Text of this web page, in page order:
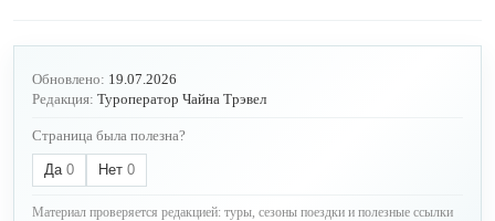
Обновлено: 19.07.2026
Редакция: Туроператор Чайна Трэвел
Страница была полезна?
Да 0 Нет 0
Материал проверяется редакцией: туры, сезоны поездки и полезные ссылки